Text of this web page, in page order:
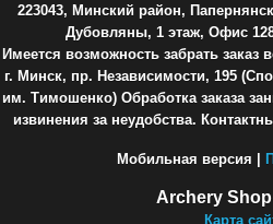
223043, Минский район,
Дубовляны, 1 этаж, Офис
Имеется возможность забрать заказ
г. Минск, пр. Независимости, 195
им. Тимошенко) Обработка заказа
извинения за неудобства.
Мобильная версия |
Archery
Карта